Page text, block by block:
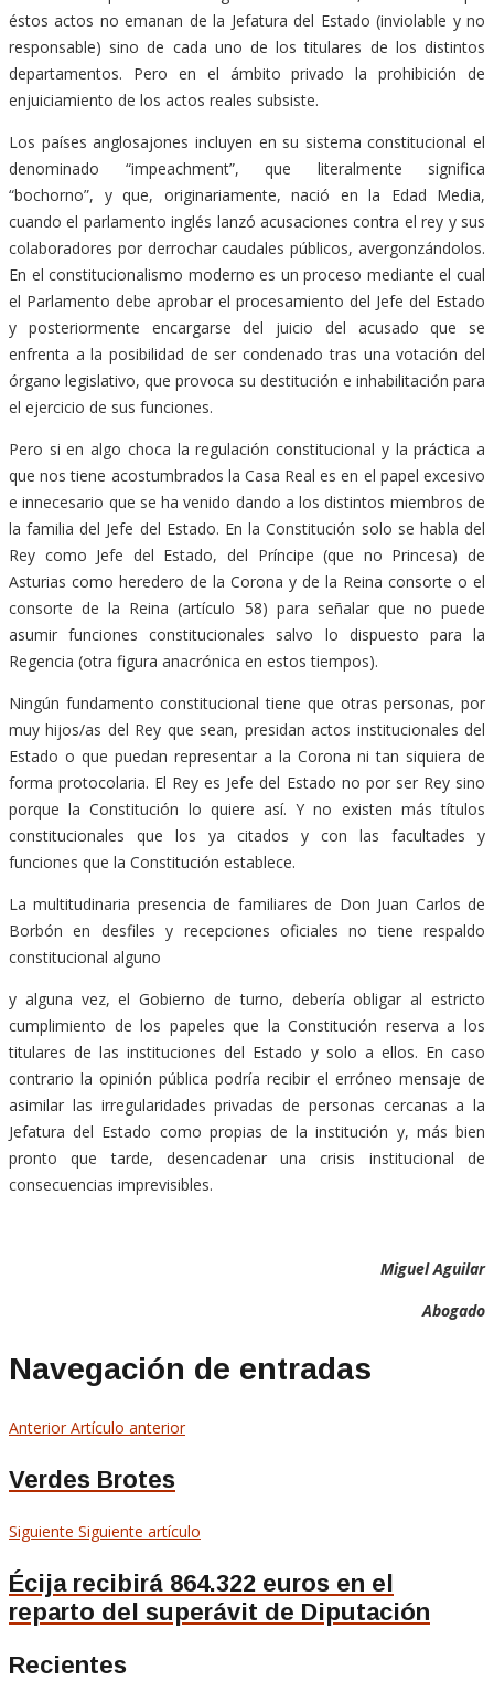
éstos actos no emanan de la Jefatura del Estado (inviolable y no
responsable) sino de cada uno de los titulares de los distintos
departamentos. Pero en el ámbito privado la prohibición de
enjuiciamiento de los actos reales subsiste.
Los países anglosajones incluyen en su sistema constitucional el
denominado “impeachment”, que literalmente significa
“bochorno”, y que, originariamente, nació en la Edad Media,
cuando el parlamento inglés lanzó acusaciones contra el rey y sus
colaboradores por derrochar caudales públicos, avergonzándolos.
En el constitucionalismo moderno es un proceso mediante el cual
el Parlamento debe aprobar el procesamiento del Jefe del Estado
y posteriormente encargarse del juicio del acusado que se
enfrenta a la posibilidad de ser condenado tras una votación del
órgano legislativo, que provoca su destitución e inhabilitación para
el ejercicio de sus funciones.
Pero si en algo choca la regulación constitucional y la práctica a
que nos tiene acostumbrados la Casa Real es en el papel excesivo
e innecesario que se ha venido dando a los distintos miembros de
la familia del Jefe del Estado. En la Constitución solo se habla del
Rey como Jefe del Estado, del Príncipe (que no Princesa) de
Asturias como heredero de la Corona y de la Reina consorte o el
consorte de la Reina (artículo 58) para señalar que no puede
asumir funciones constitucionales salvo lo dispuesto para la
Regencia (otra figura anacrónica en estos tiempos).
Ningún fundamento constitucional tiene que otras personas, por
muy hijos/as del Rey que sean, presidan actos institucionales del
Estado o que puedan representar a la Corona ni tan siquiera de
forma protocolaria. El Rey es Jefe del Estado no por ser Rey sino
porque la Constitución lo quiere así. Y no existen más títulos
constitucionales que los ya citados y con las facultades y
funciones que la Constitución establece.
La multitudinaria presencia de familiares de Don Juan Carlos de
Borbón en desfiles y recepciones oficiales no tiene respaldo
constitucional alguno
y alguna vez, el Gobierno de turno, debería obligar al estricto
cumplimiento de los papeles que la Constitución reserva a los
titulares de las instituciones del Estado y solo a ellos. En caso
contrario la opinión pública podría recibir el erróneo mensaje de
asimilar las irregularidades privadas de personas cercanas a la
Jefatura del Estado como propias de la institución y, más bien
pronto que tarde, desencadenar una crisis institucional de
consecuencias imprevisibles.
Miguel Aguilar
Abogado
Navegación de entradas
Anterior Artículo anterior
Verdes Brotes
Siguiente Siguiente artículo
Écija recibirá 864.322 euros en el
reparto del superávit de Diputación
Recientes